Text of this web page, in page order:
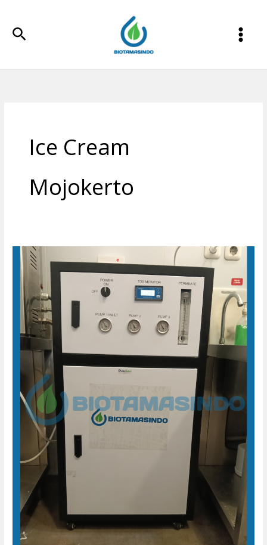
konten
Cari
Ice Cream
Mojokerto
Mesin
RO
Air
Minum
Momoyo
Brawijaya
Mojokerto